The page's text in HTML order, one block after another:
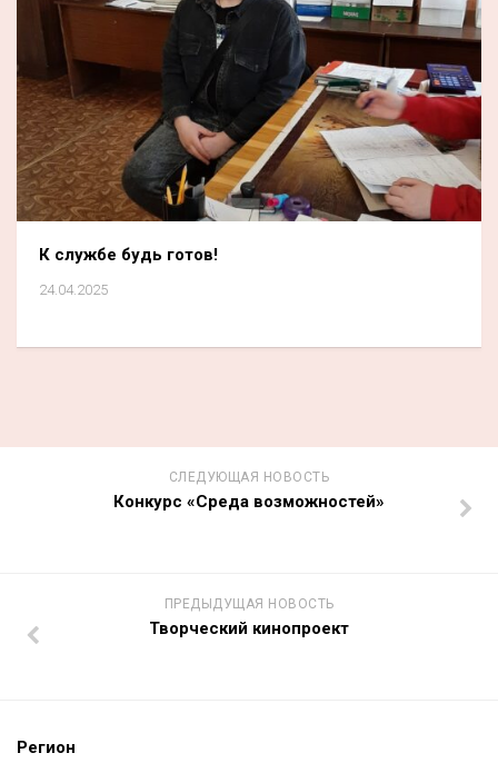
К службе будь готов!
24.04.2025
СЛЕДУЮЩАЯ НОВОСТЬ
Конкурс «Среда возможностей»
ПРЕДЫДУЩАЯ НОВОСТЬ
Творческий кинопроект
Регион